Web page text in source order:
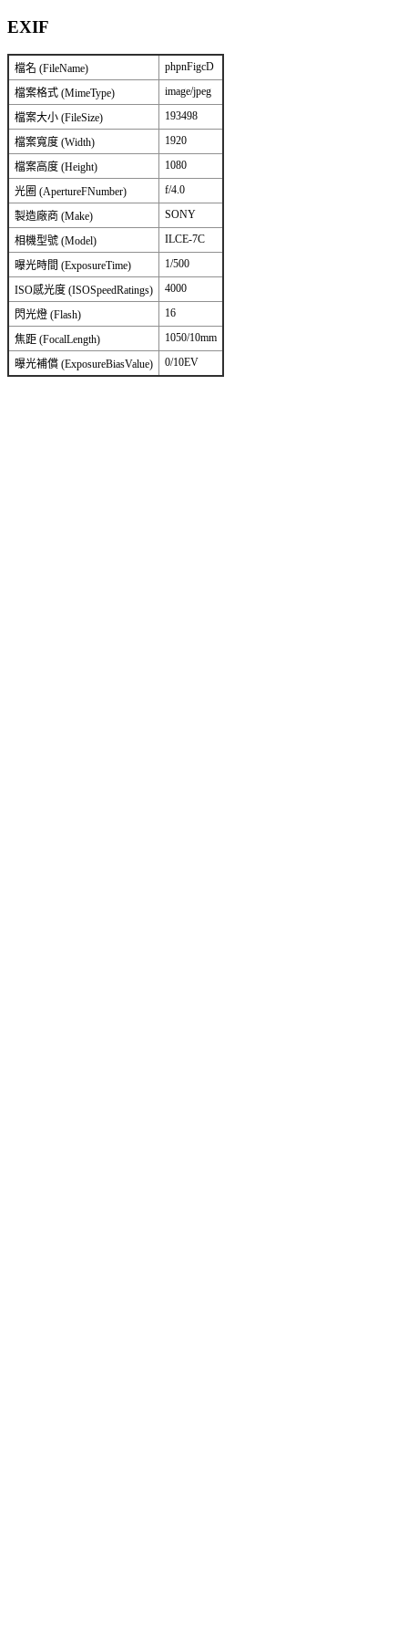
EXIF
檔名 (FileName) phpnFigcD
檔案格式 (MimeType) image/jpeg
檔案大小 (FileSize) 193498
檔案寬度 (Width) 1920
檔案高度 (Height) 1080
光圈 (ApertureFNumber) f/4.0
製造廠商 (Make) SONY
相機型號 (Model) ILCE-7C
曝光時間 (ExposureTime) 1/500
ISO感光度 (ISOSpeedRatings) 4000
閃光燈 (Flash) 16
焦距 (FocalLength) 1050/10mm
曝光補償 (ExposureBiasValue) 0/10EV